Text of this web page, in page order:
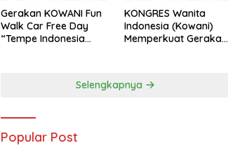
Gerakan KOWANI Fun
Walk Car Free Day
“Tempe Indonesia
KONGRES Wanita
Indonesia (Kowani)
Memperkuat Gerakan
Selengkapnya
Popular Post